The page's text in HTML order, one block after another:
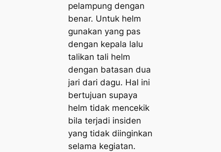
pelampung dengan
benar. Untuk helm
gunakan yang pas
dengan kepala lalu
talikan tali helm
dengan batasan dua
jari dari dagu. Hal ini
bertujuan supaya
helm tidak mencekik
bila terjadi insiden
yang tidak diinginkan
selama kegiatan.